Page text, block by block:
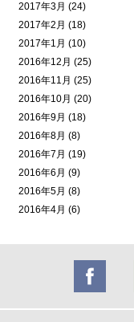
2017年3月 (24)
2017年2月 (18)
2017年1月 (10)
2016年12月 (25)
2016年11月 (25)
2016年10月 (20)
2016年9月 (18)
2016年8月 (8)
2016年7月 (19)
2016年6月 (9)
2016年5月 (8)
2016年4月 (6)